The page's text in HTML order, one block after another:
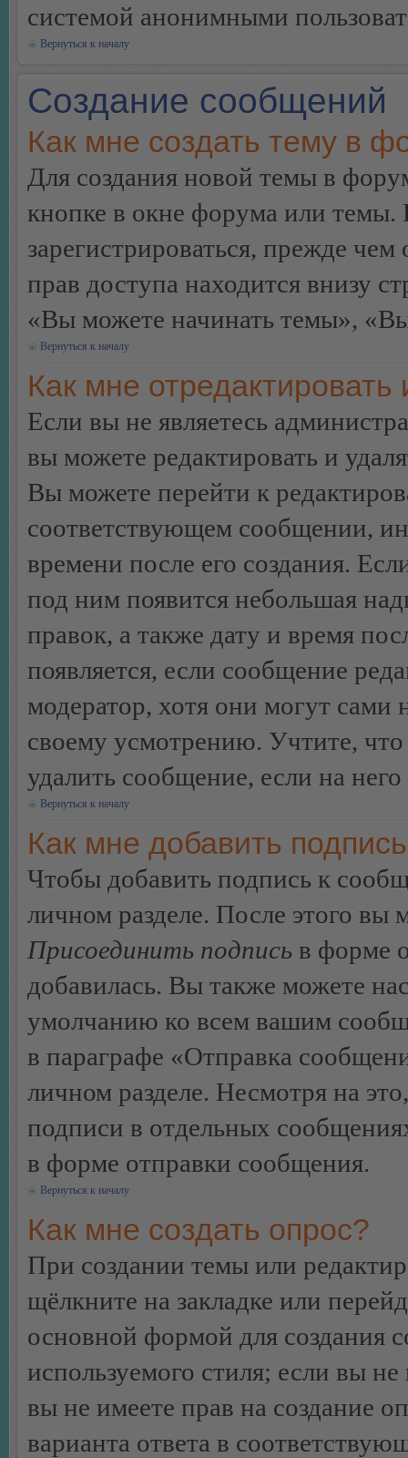
системой анонимными
Вернуться к началу
Создание сообщений
Как мне создать тему в
Для создания новой темы в
кнопке в окне форума или
зарегистрироваться, прежде
прав доступа находится внизу
«Вы можете начинать темы»,
Вернуться к началу
Как мне
Если вы не являетесь
вы можете редактировать и
Вы можете перейти к
соответствующем сообщении,
времени после его создания.
под ним появится небольшая
правок, а также дату и время
появляется, если сообщение
модератор, хотя они могут сами
своему усмотрению. Учтите,
удалить сообщение, если на
Вернуться к началу
Как мне добавить
Чтобы добавить подпись к
личном разделе. После этого
Присоединить подпись в форме
добавилась. Вы также можете
умолчанию ко всем вашим
в параграфе «Отправка
личном разделе. Несмотря на
подписи в отдельных
в форме отправки сообщения.
Вернуться к началу
Как мне создать опрос?
При создании темы или
щёлкните на закладке или
основной формой для создания
используемого стиля; если вы
вы не имеете прав на создание
варианта ответа в